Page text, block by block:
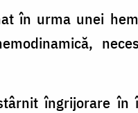
în urma unei
îngrijorare în